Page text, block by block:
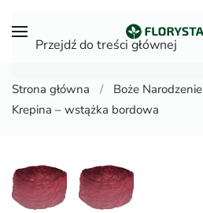
Przejdź do treści głównej
Strona główna Boże Narodzenie
Krepina – wstążka bordowa